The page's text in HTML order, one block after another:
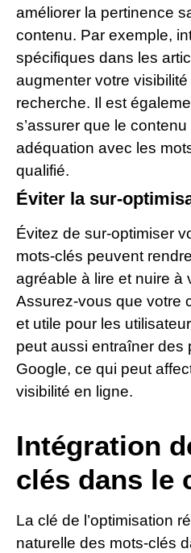
améliorer la pertinence
contenu. Par exemple,
spécifiques dans les
augmenter votre
recherche. Il est
s’assurer que le
adéquation avec les
qualifié.
Éviter la sur-
Évitez de sur-optimiser
mots-clés peuvent
agréable à lire et nuire à
Assurez-vous que votre
et utile pour les
peut aussi entraîner des
Google, ce qui peut
visibilité en ligne.
Intégration
clés dans le
La clé de l’optimisation
naturelle des mots-clés